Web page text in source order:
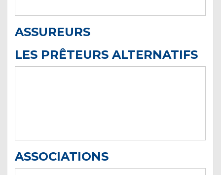
ASSUREURS
LES PRÊTEURS ALTERNATIFS
ASSOCIATIONS